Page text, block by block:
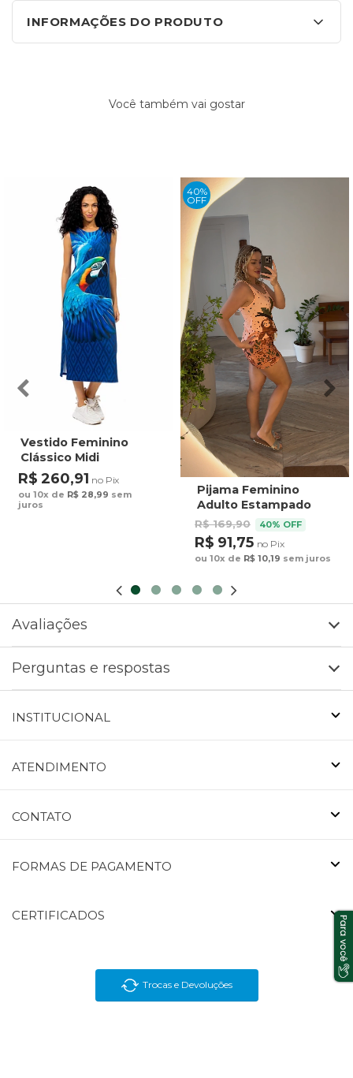
INFORMAÇÕES DO PRODUTO
Você também vai gostar
Vestido Feminino
Clássico Midi
Estampado Maxi
Arara Fundo Azul
R$ 260,91 no Pix
ou 10x de R$ 28,99 sem
juros
40%
OFF
Pijama Feminino
Adulto Estampado
Preguiça Tucano
Fundo Marrom
R$ 169,90 40% OFF
R$ 91,75 no Pix
ou 10x de R$ 10,19 sem juros
Avaliações
Perguntas e respostas
INSTITUCIONAL
ATENDIMENTO
CONTATO
FORMAS DE PAGAMENTO
CERTIFICADOS
Trocas e Devoluções